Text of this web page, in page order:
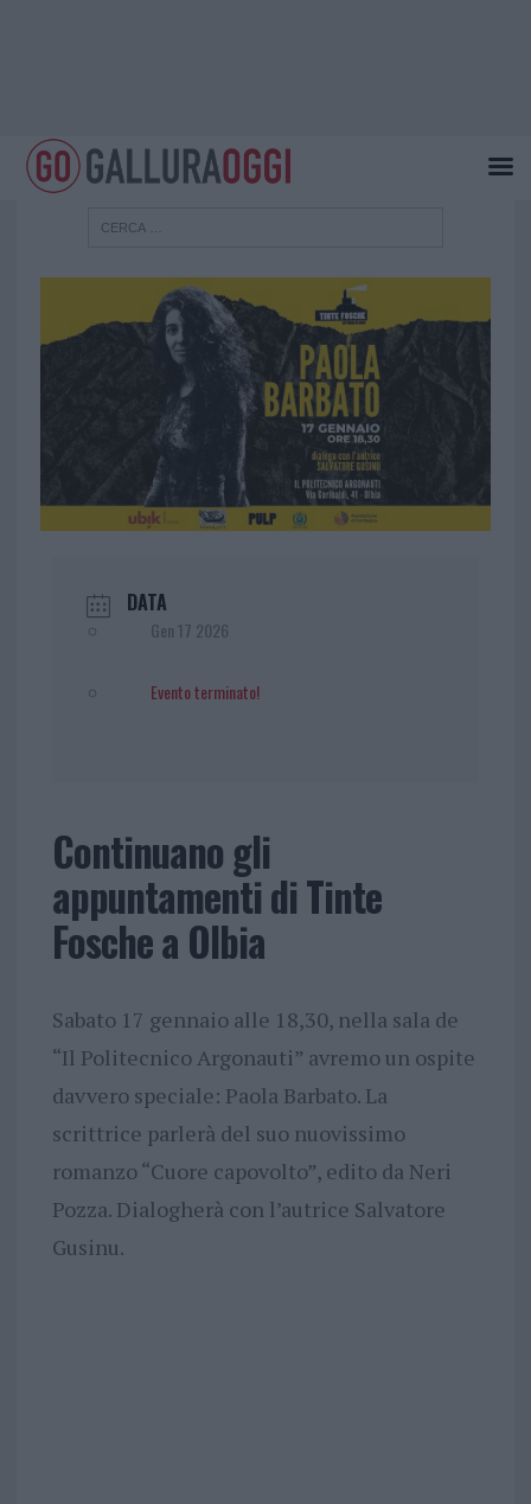
DATA
Gen 17 2026
Evento terminato!
Continuano gli
appuntamenti di Tinte
Fosche a Olbia
Sabato 17 gennaio alle 18,30, nella sala de
“Il Politecnico Argonauti” avremo un ospite
davvero speciale: Paola Barbato. La
scrittrice parlerà del suo nuovissimo
romanzo “Cuore capovolto”, edito da Neri
Pozza. Dialogherà con l’autrice Salvatore
Gusinu.